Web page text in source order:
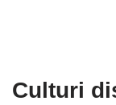
Culturi